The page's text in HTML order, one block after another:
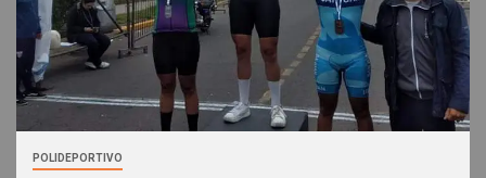
POLIDEPORTIVO